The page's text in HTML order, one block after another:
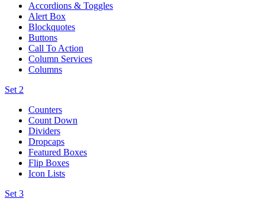
Accordions & Toggles
Alert Box
Blockquotes
Buttons
Call To Action
Column Services
Columns
Set 2
Counters
Count Down
Dividers
Dropcaps
Featured Boxes
Flip Boxes
Icon Lists
Set 3